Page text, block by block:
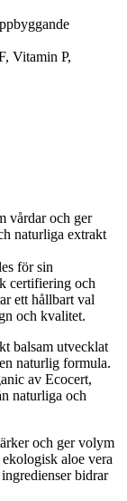
Vitamin P,
vårdar och ger
naturliga extrakt
för sin
certifiering och
ett hållbart val
och kvalitet.
balsam utvecklat
naturlig formula.
av Ecocert,
naturliga och
och ger volym
aloe vera
bidrar